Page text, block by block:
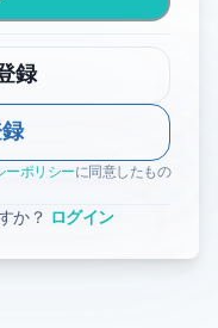
録
ーポリシーに同意したもの
か？ ログイン